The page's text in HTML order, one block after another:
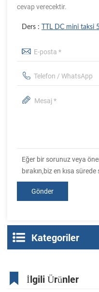
cevap verecektir.
Ders : TTL DC mini taksi
Eğer bir sorunuz veya
bırakın,biz en kısa
Kategoriler
İlgili Ürünler